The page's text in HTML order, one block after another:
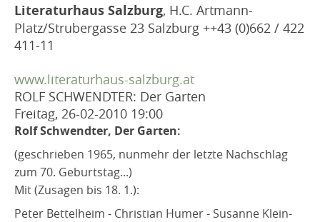
Literaturhaus Salzburg, H.C. Artmann-
Platz/Strubergasse 23 Salzburg ++43 (0)662 / 422
411-11
www.literaturhaus-salzburg.at
ROLF SCHWENDTER: Der Garten
Freitag, 26-02-2010 19:00
Rolf Schwendter, Der Garten:
(geschrieben 1965, nunmehr der letzte Nachschlag
zum 70. Geburtstag...)
Mit (Zusagen bis 18. 1.):
Peter Bettelheim - Christian Humer - Susanne Klein-